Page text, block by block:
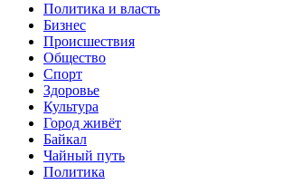
Политика и власть
Бизнес
Происшествия
Общество
Cпорт
Здоровье
Культура
Город живёт
Байкал
Чайный путь
Политика